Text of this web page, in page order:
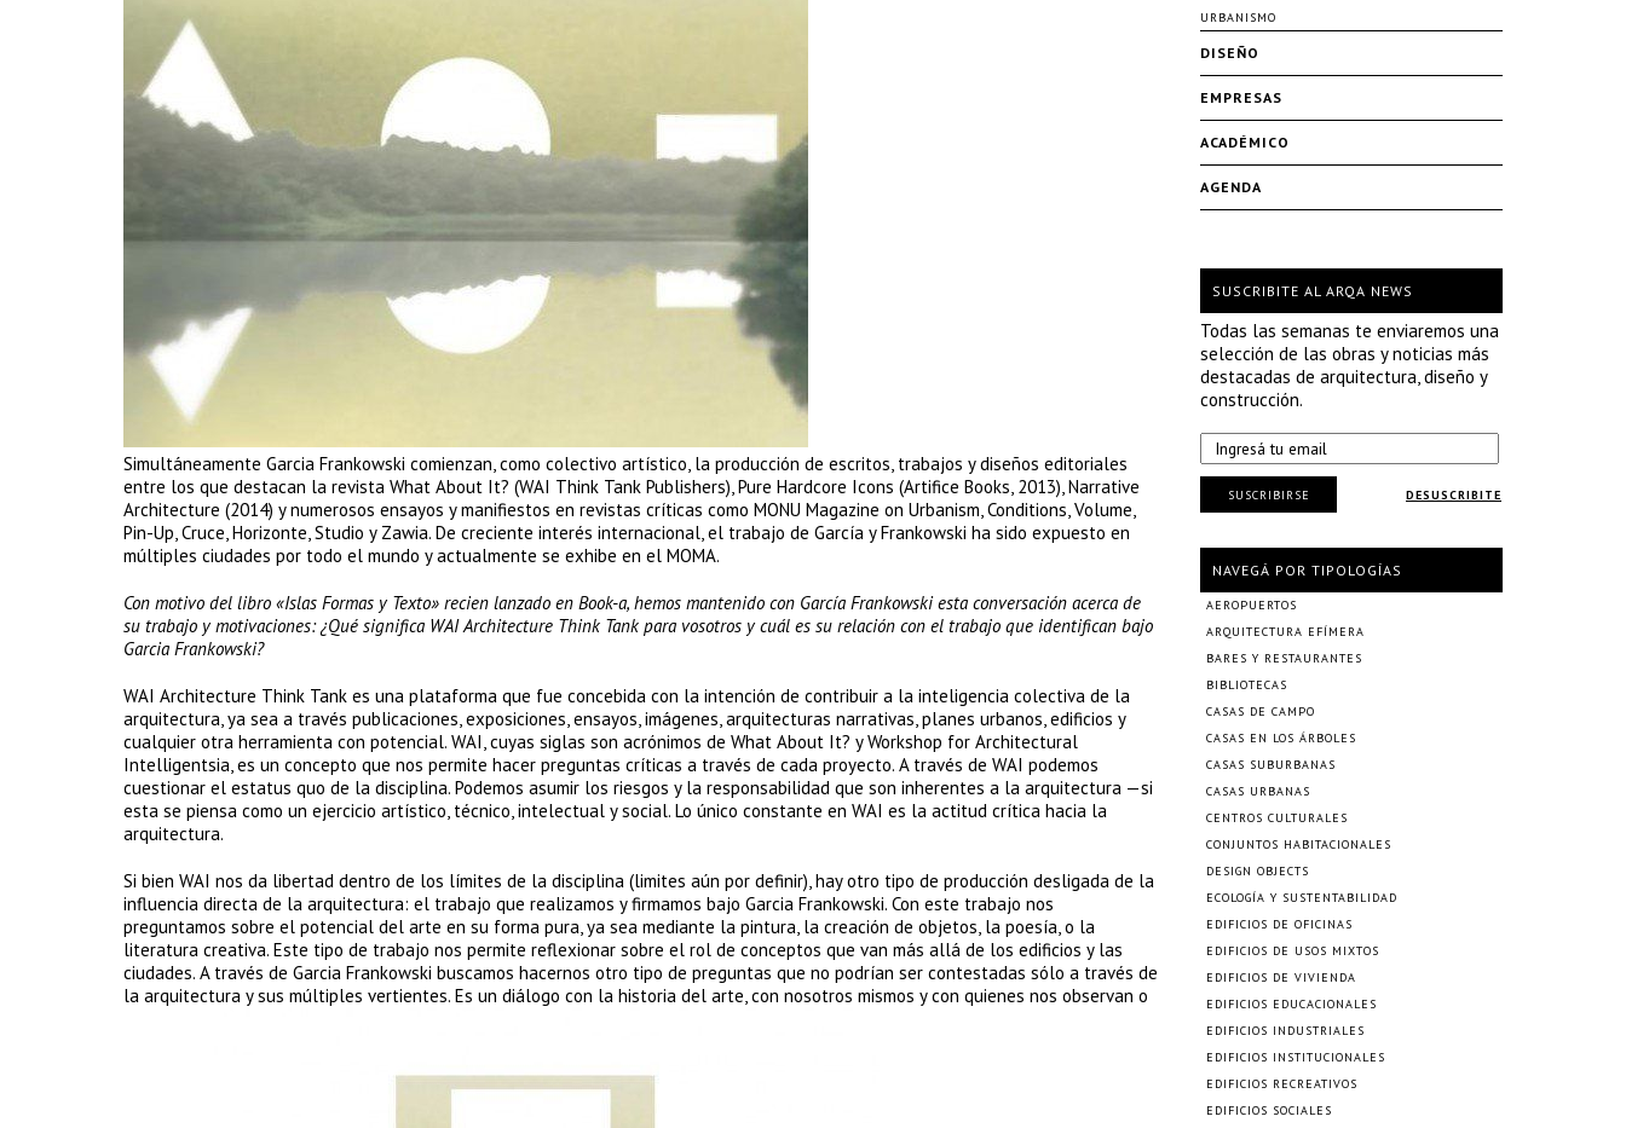
Simultáneamente Garcia Frankowski comienzan, como colectivo artístico, la producción de escritos, trabajos y diseños editoriales
entre los que destacan la revista What About It? (WAI Think Tank Publishers), Pure Hardcore Icons (Artifice Books, 2013), Narrative
Architecture (2014) y numerosos ensayos y manifiestos en revistas críticas como MONU Magazine on Urbanism, Conditions, Volume,
Pin-Up, Cruce, Horizonte, Studio y Zawia. De creciente interés internacional, el trabajo de García y Frankowski ha sido expuesto en
múltiples ciudades por todo el mundo y actualmente se exhibe en el MOMA.
Con motivo del libro «Islas Formas y Texto» recien lanzado en Book-a, hemos mantenido con García Frankowski esta conversación acerca de
su trabajo y motivaciones: ¿Qué significa WAI Architecture Think Tank para vosotros y cuál es su relación con el trabajo que identifican bajo
Garcia Frankowski?
WAI Architecture Think Tank es una plataforma que fue concebida con la intención de contribuir a la inteligencia colectiva de la
arquitectura, ya sea a través publicaciones, exposiciones, ensayos, imágenes, arquitecturas narrativas, planes urbanos, edificios y
cualquier otra herramienta con potencial. WAI, cuyas siglas son acrónimos de What About It? y Workshop for Architectural
Intelligentsia, es un concepto que nos permite hacer preguntas críticas a través de cada proyecto. A través de WAI podemos
cuestionar el estatus quo de la disciplina. Podemos asumir los riesgos y la responsabilidad que son inherentes a la arquitectura —si
esta se piensa como un ejercicio artístico, técnico, intelectual y social. Lo único constante en WAI es la actitud crítica hacia la
arquitectura.
Si bien WAI nos da libertad dentro de los límites de la disciplina (limites aún por definir), hay otro tipo de producción desligada de la
influencia directa de la arquitectura: el trabajo que realizamos y firmamos bajo Garcia Frankowski. Con este trabajo nos
preguntamos sobre el potencial del arte en su forma pura, ya sea mediante la pintura, la creación de objetos, la poesía, o la
literatura creativa. Este tipo de trabajo nos permite reflexionar sobre el rol de conceptos que van más allá de los edificios y las
ciudades. A través de Garcia Frankowski buscamos hacernos otro tipo de preguntas que no podrían ser contestadas sólo a través de
la arquitectura y sus múltiples vertientes. Es un diálogo con la historia del arte, con nosotros mismos y con quienes nos observan o
URBANISMO
DISEÑO
EMPRESAS
ACADÉMICO
AGENDA
SUSCRIBITE AL ARQA NEWS
Todas las semanas te enviaremos una
selección de las obras y noticias más
destacadas de arquitectura, diseño y
construcción.
DESUSCRIBITE
SUSCRIBIRSE
NAVEGÁ POR TIPOLOGÍAS
AEROPUERTOS
ARQUITECTURA EFÍMERA
BARES Y RESTAURANTES
BIBLIOTECAS
CASAS DE CAMPO
CASAS EN LOS ÁRBOLES
CASAS SUBURBANAS
CASAS URBANAS
CENTROS CULTURALES
CONJUNTOS HABITACIONALES
DESIGN OBJECTS
ECOLOGÍA Y SUSTENTABILIDAD
EDIFICIOS DE OFICINAS
EDIFICIOS DE USOS MIXTOS
EDIFICIOS DE VIVIENDA
EDIFICIOS EDUCACIONALES
EDIFICIOS INDUSTRIALES
EDIFICIOS INSTITUCIONALES
EDIFICIOS RECREATIVOS
EDIFICIOS SOCIALES